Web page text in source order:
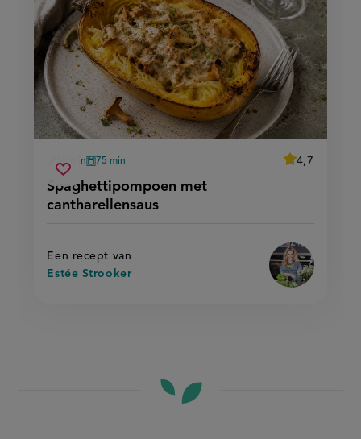
Spaghettipompoen met
cantharellensaus
voorbereidingstijd
50 min
oventijd
75 min
average
4,7
Beoordeel
Een recept van
Estée Strooker
Sla
recept
op
spaghettipompoen
met
cantharellensaus